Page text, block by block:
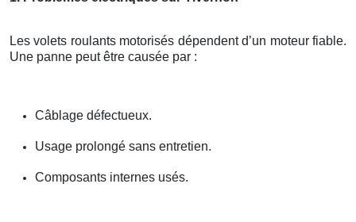
Les volets roulants motorisés dépendent d’un moteur fiable.
Une panne peut être causée par :
Câblage défectueux.
Usage prolongé sans entretien.
Composants internes usés.